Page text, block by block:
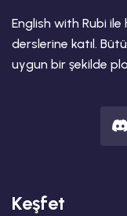
English with Rubi
derslerine katıl.
uygun bir şekilde
Keşfet